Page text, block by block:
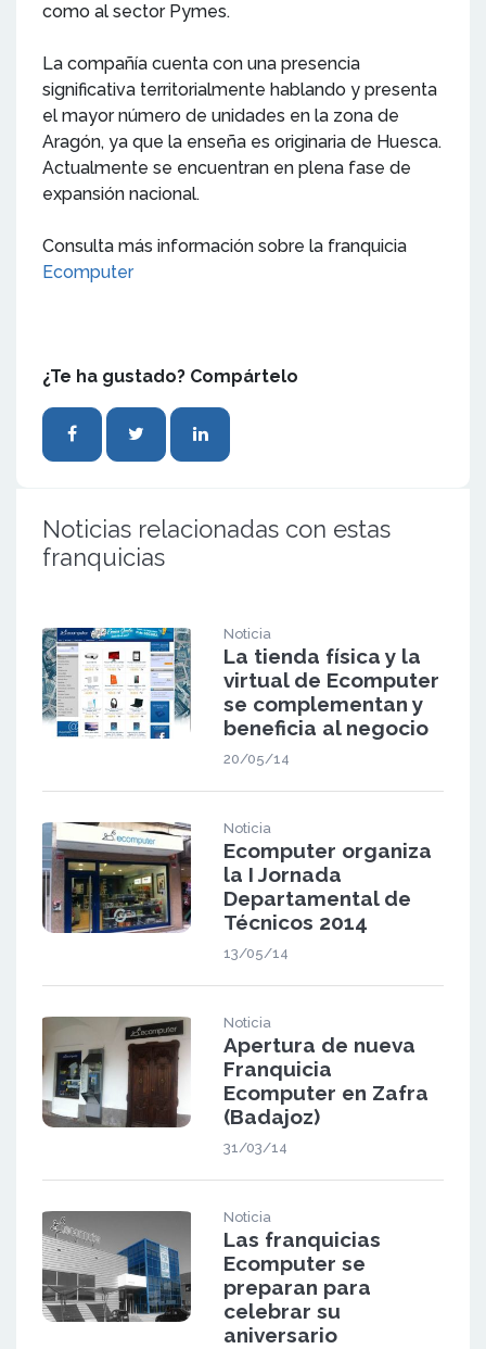
como al sector Pymes.
La compañía cuenta con una presencia
significativa territorialmente hablando y presenta
el mayor número de unidades en la zona de
Aragón, ya que la enseña es originaria de Huesca.
Actualmente se encuentran en plena fase de
expansión nacional.
Consulta más información sobre la franquicia
Ecomputer
¿Te ha gustado? Compártelo
Noticias relacionadas con estas
franquicias
Noticia
La tienda física y la
virtual de Ecomputer
se complementan y
beneficia al negocio
20/05/14
Noticia
Ecomputer organiza
la I Jornada
Departamental de
Técnicos 2014
13/05/14
Noticia
Apertura de nueva
Franquicia
Ecomputer en Zafra
(Badajoz)
31/03/14
Noticia
Las franquicias
Ecomputer se
preparan para
celebrar su
aniversario